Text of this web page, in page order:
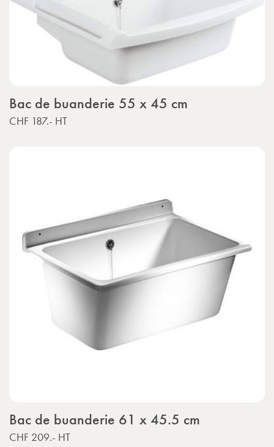
Bac de buanderie 55 x 45 cm
CHF 187.- HT
Bac de buanderie 61 x 45.5 cm
CHF 209.- HT